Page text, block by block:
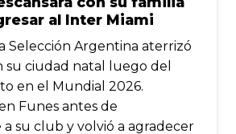
al Inter Miami
Selección Argentina aterrizó
su ciudad natal luego del
en el Mundial 2026.
Funes antes de
su club y volvió a agradecer